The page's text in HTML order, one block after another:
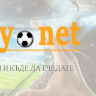
КЪДЕ ДА ГЛЕДАТЕ